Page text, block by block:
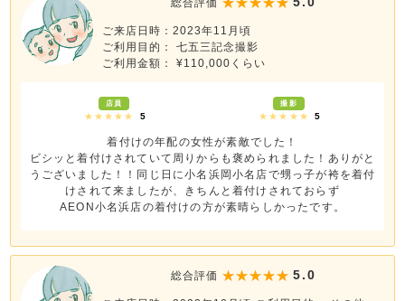
総合評価
ご来店日時：2023年11月頃
ご利用目的： 七五三記念撮影
ご利用金額： ¥110,000くらい
店員
★★★★★ 5
撮影
★★★★★ 5
着付けの年配の女性が素敵でした！
ビシッと着付けされていて周りからも褒められました！ありがと
うございました！！同じ日に小名浜岡小名店で甥っ子が袴を着付
けされて来ましたが、きちんと着付けされておらず
AEON小名浜店の着付けの方が素晴らしかったです。
総合評価 5.0